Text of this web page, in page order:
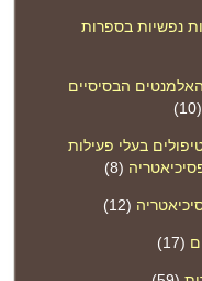
נפשיות בספרות
הבסיסיים
(10)
בעלי פעילות
(8)
(12)
(17)